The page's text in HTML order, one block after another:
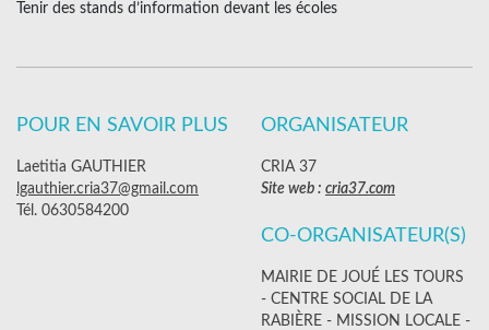
Tenir des stands d’information devant les écoles
POUR EN SAVOIR PLUS
Laetitia GAUTHIER
lgauthier.cria37@gmail.com
Tél. 0630584200
ORGANISATEUR
CRIA 37
Site web : cria37.com
CO-ORGANISATEUR(S)
MAIRIE DE JOUÉ LES TOURS
- CENTRE SOCIAL DE LA
RABIÈRE - MISSION LOCALE -